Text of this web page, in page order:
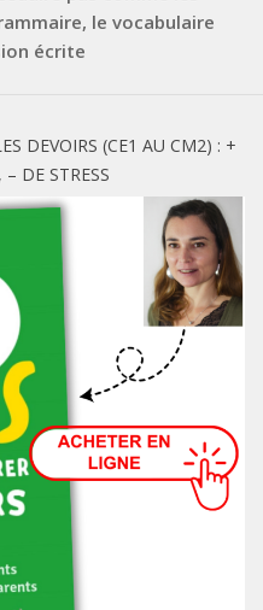
le vocabulaire
écrite
DEVOIRS (CE1 AU CM2) : +
– DE STRESS